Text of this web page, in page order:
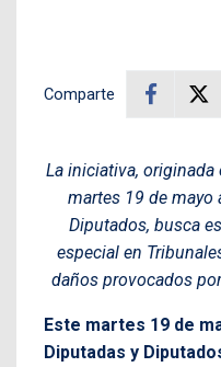
Comparte
La iniciativa, originada
martes 19 de mayo
Diputados, busca
especial en
daños provocados
Este martes 19 de
Diputadas y